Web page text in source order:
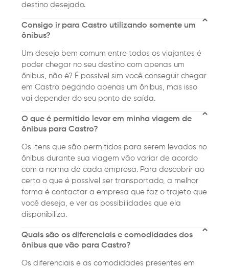
destino desejado.
Consigo ir para Castro utilizando somente um
ônibus?
Um desejo bem comum entre todos os viajantes é
poder chegar no seu destino com apenas um
ônibus, não é? É possível sim você conseguir chegar
em Castro pegando apenas um ônibus, mas isso
vai depender do seu ponto de saída.
O que é permitido levar em minha viagem de
ônibus para Castro?
Os itens que são permitidos para serem levados no
ônibus durante sua viagem vão variar de acordo
com a norma de cada empresa. Para descobrir ao
certo o que é possível ser transportado, a melhor
forma é contactar a empresa que faz o trajeto que
você deseja, e ver as possibilidades que ela
disponibiliza.
Quais são os diferenciais e comodidades dos
ônibus que vão para Castro?
Os diferenciais e as comodidades presentes em